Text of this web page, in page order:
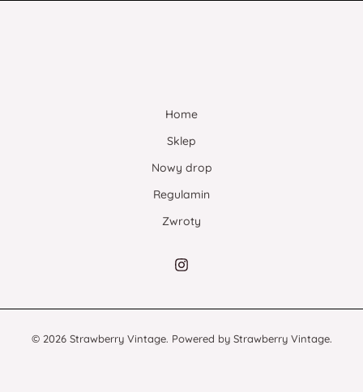
Home
Sklep
Nowy drop
Regulamin
Zwroty
© 2026 Strawberry Vintage. Powered by Strawberry Vintage.